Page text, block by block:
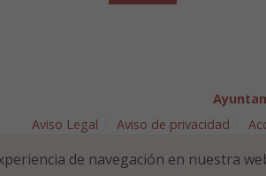
Aviso Legal
Aviso de privacidad
Plaza Navarra 5 - 31300
de navegación en nuestra